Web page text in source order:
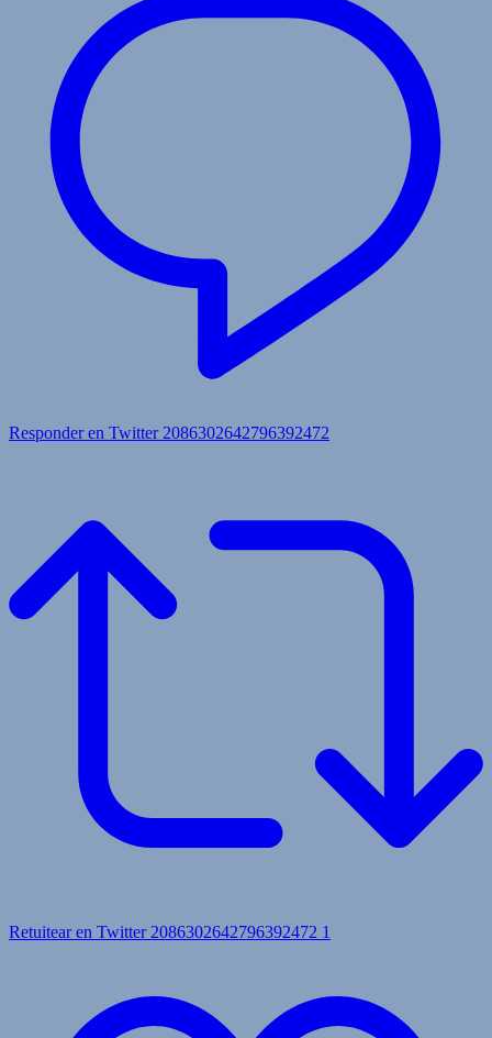
Responder en Twitter 2086302642796392472
Retuitear en Twitter 2086302642796392472 1